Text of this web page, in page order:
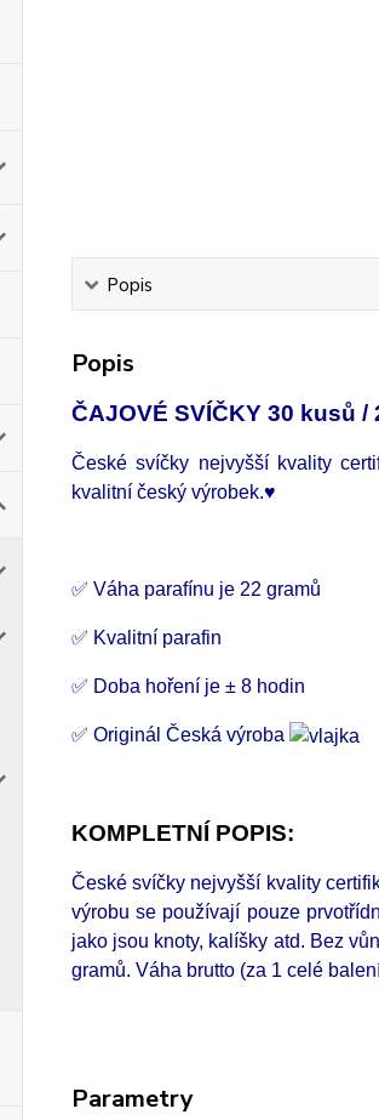
Popis
Popis
ČAJOVÉ SVÍČKY 30 kusů /
České svíčky nejvyšší kvality
kvalitní český výrobek.♥
✅ Váha parafínu je 22 gramů
✅ Kvalitní parafin
✅ Doba hoření je ± 8 hodin
✅ Originál Česká výroba
KOMPLETNÍ POPIS:
České svíčky nejvyšší kvality
výrobu se používají pouze
jako jsou knoty, kalíšky atd. Bez
gramů. Váha brutto (za 1 celé
Parametry